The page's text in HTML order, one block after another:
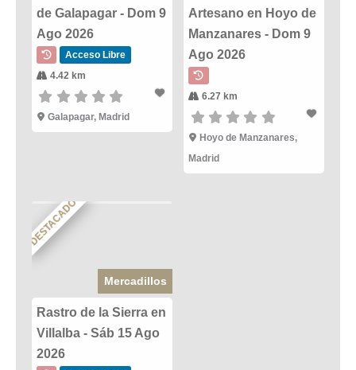
de Galapagar - Dom 9
Ago 2026
Acceso Libre
4.42 km
Galapagar, Madrid
Artesano en Hoyo de
Manzanares - Dom 9
Ago 2026
6.27 km
Hoyo de Manzanares,
Madrid
DESTACADO
Mercadillos
Rastro de la Sierra en
Villalba - Sáb 15 Ago
2026